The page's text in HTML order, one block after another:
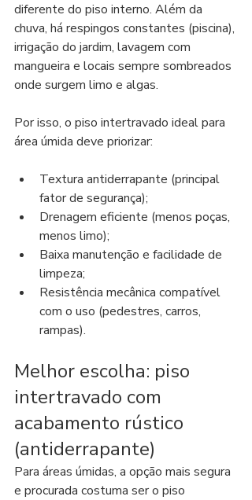
diferente do piso interno. Além da
chuva, há respingos constantes (piscina),
irrigação do jardim, lavagem com
mangueira e locais sempre sombreados
onde surgem limo e algas.
Por isso, o piso intertravado ideal para
área úmida deve priorizar:
Textura antiderrapante (principal
fator de segurança);
Drenagem eficiente (menos poças,
menos limo);
Baixa manutenção e facilidade de
limpeza;
Resistência mecânica compatível
com o uso (pedestres, carros,
rampas).
Melhor escolha: piso
intertravado com
acabamento rústico
(antiderrapante)
Para áreas úmidas, a opção mais segura
e procurada costuma ser o piso